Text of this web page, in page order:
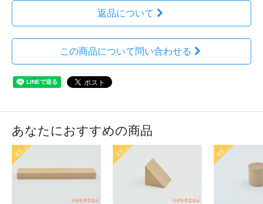
返品について
この商品について問い合わせる
あなたにおすすめの商品